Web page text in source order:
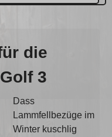
die
3
Dass
Lammfellbezüge im
Winter kuschlig